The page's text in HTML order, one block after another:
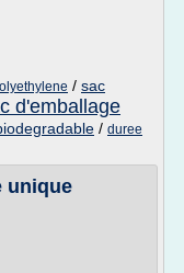
/ sac
d'emballage
/ duree
unique